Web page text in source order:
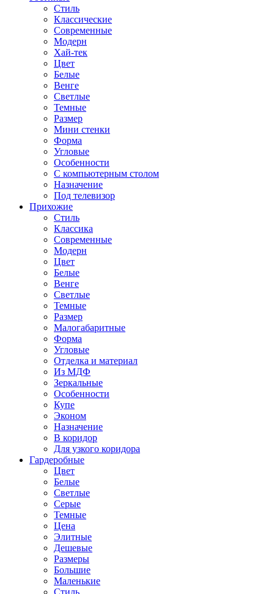
Стиль
Классические
Современные
Модерн
Хай-тек
Цвет
Белые
Венге
Светлые
Темные
Размер
Мини стенки
Форма
Угловые
Особенности
С компьютерным столом
Назначение
Под телевизор
Прихожие
Стиль
Классика
Современные
Модерн
Цвет
Белые
Венге
Светлые
Темные
Размер
Малогабаритные
Форма
Угловые
Отделка и материал
Из МДФ
Зеркальные
Особенности
Купе
Эконом
Назначение
В коридор
Для узкого коридора
Гардеробные
Цвет
Белые
Светлые
Серые
Темные
Цена
Элитные
Дешевые
Размеры
Большие
Маленькие
Стиль